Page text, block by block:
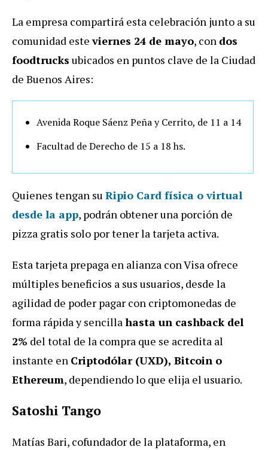
La empresa compartirá esta celebración junto a su
comunidad esteviernes 24 de mayo, con dos
foodtrucks ubicados en puntos clave de la Ciudad
de Buenos Aires:
Avenida Roque Sáenz Peña y Cerrito, de 11 a 14
Facultad de Derecho de 15 a 18 hs.
Quienes tengan su Ripio Card física o virtual
desde la app, podrán obtener una porción de
pizza gratis solo por tener la tarjeta activa.
Esta tarjeta prepaga en alianza con Visa ofrece
múltiples beneficios a sus usuarios, desde la
agilidad de poder pagar con criptomonedas de
forma rápida y sencillahasta un cashback del
2% del total de la compra que se acredita al
instante en Criptodólar (UXD), Bitcoin o
Ethereum, dependiendo lo que elija el usuario.
Satoshi Tango
Matías Bari, cofundador de la plataforma, en